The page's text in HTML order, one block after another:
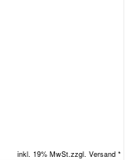
inkl. 19% MwSt.zzgl. Versand *